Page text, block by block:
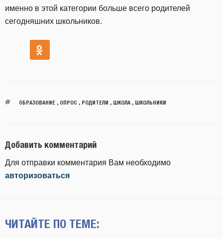
именно в этой категории больше всего родителей
сегодняшних школьников.
ОБРАЗОВАНИЕ, ОПРОС РОДИТЕЛИ ШКОЛА, ШКОЛЬНИКИ
Добавить комментарий
Для отправки комментария Вам необходимо
авторизоваться
ЧИТАЙТЕ ПО ТЕМЕ: